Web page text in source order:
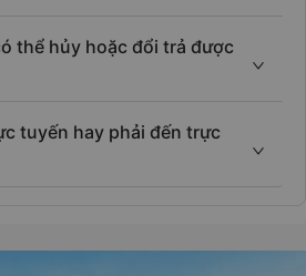
thể hủy hoặc đổi trả được
tuyến hay phải đến trực